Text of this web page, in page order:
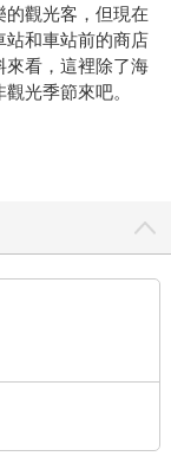
觀光客，但現在
站和車站前的商店
來看，這裡除了海
光季節來吧。
面的北村雄高厚
接。她高舉手機揮
使彼此都二十八歲
高，但種在內側
看見建築物頂上
房建築的石板
築物整體也不
多的是比這裡占地